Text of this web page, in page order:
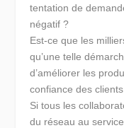
tentation de
négatif ?
Est-ce que les
qu’une telle
d’améliorer les
confiance des
Si tous les
du réseau au